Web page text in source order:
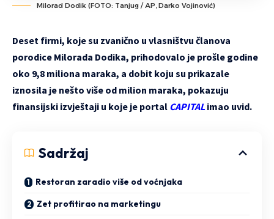
Milorad Dodik (FOTO: Tanjug / AP, Darko Vojinović)
Deset firmi, koje su zvanično u vlasništvu članova
porodice Milorada Dodika, prihodovalo je prošle godine
oko 9,8 miliona maraka, a dobit koju su prikazale
iznosila je nešto više od milion maraka, pokazuju
finansijski izvještaji u koje je portal CAPITALimao uvid.
Sadržaj
Restoran zaradio više od voćnjaka
Zet profitirao na marketingu